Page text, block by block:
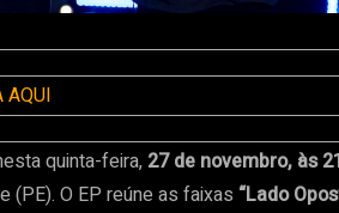
AQUI
quinta-feira, 27 de novembro, às
(PE). O EP reúne as faixas “Lado